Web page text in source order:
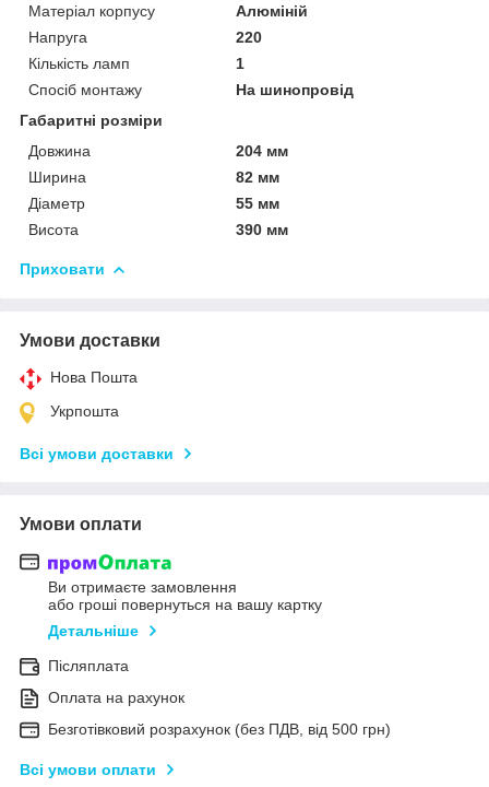
Матеріал корпусу
Алюміній
Напруга
220
Кількість ламп
1
Спосіб монтажу
На шинопровід
Габаритні розміри
Довжина
204 мм
Ширина
82 мм
Діаметр
55 мм
Висота
390 мм
Приховати
Умови доставки
Нова Пошта
Укрпошта
Всі умови доставки
Умови оплати
Ви отримаєте замовлення
або гроші повернуться на вашу картку
Детальніше
Післяплата
Оплата на рахунок
Безготівковий розрахунок (без ПДВ, від 500 грн)
Всі умови оплати